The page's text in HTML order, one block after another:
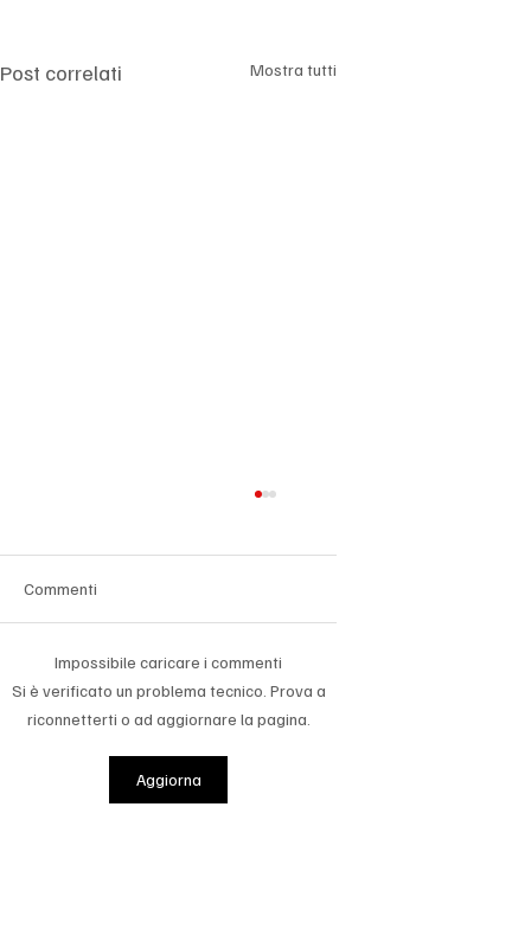
Post correlati Mostra tutti
Lombardia, la sfida hi-tech corre su grafene
e data center
Commenti
Impossibile caricare i commenti
Si è verificato un problema tecnico. Prova a
riconnetterti o ad aggiornare la pagina.
Aggiorna